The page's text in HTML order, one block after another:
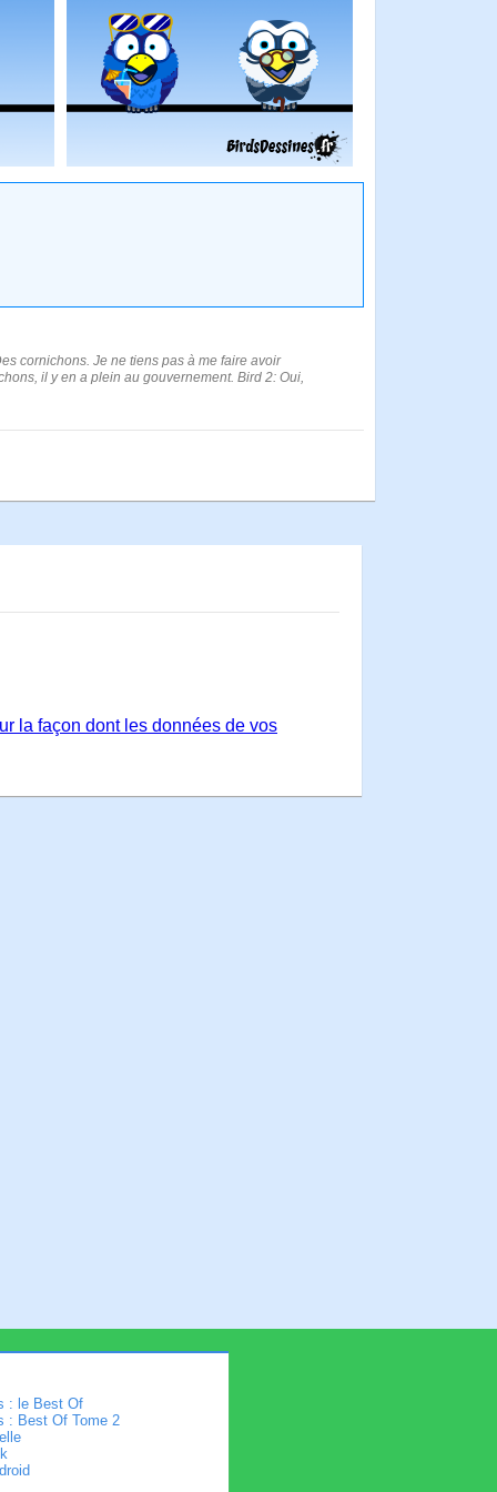
cornichons. Je ne tiens pas à me faire avoir
il y en a plein au gouvernement. Bird 2: Oui,
la façon dont les données de vos
: le Best Of
: Best Of Tome 2